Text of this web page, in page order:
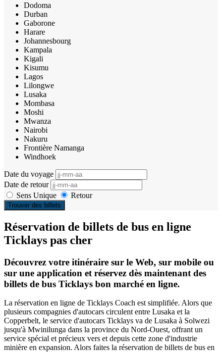
Dodoma
Durban
Gaborone
Harare
Johannesbourg
Kampala
Kigali
Kisumu
Lagos
Lilongwe
Lusaka
Mombasa
Moshi
Mwanza
Nairobi
Nakuru
Frontière Namanga
Windhoek
Date du voyage
Date de retour
Sens Unique
Retour
Trouver des billets
Réservation de billets de bus en ligne
Ticklays pas cher
Découvrez votre itinéraire sur le Web, sur mobile ou
sur une application et réservez dès maintenant des
billets de bus Ticklays bon marché en ligne.
La réservation en ligne de Ticklays Coach est simplifiée. Alors que
plusieurs compagnies d'autocars circulent entre Lusaka et la
Copperbelt, le service d'autocars Ticklays va de Lusaka à Solwezi
jusqu'à Mwinilunga dans la province du Nord-Ouest, offrant un
service spécial et précieux vers et depuis cette zone d'industrie
minière en expansion. Alors faites la réservation de billets de bus en